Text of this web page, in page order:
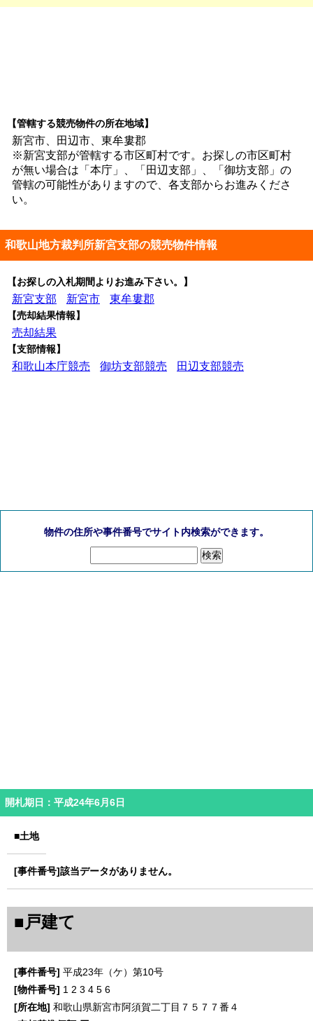
【管轄する競売物件の所在地域】
新宮市、田辺市、東牟婁郡
※新宮支部が管轄する市区町村です。お探しの市区町村
が無い場合は「本庁」、「田辺支部」、「御坊支部」の
管轄の可能性がありますので、各支部からお進みくださ
い。
和歌山地方裁判所新宮支部の競売物件情報
【お探しの入札期間よりお進み下さい。】
新宮支部 新宮市 東牟婁郡
【売却結果情報】
売却結果
【支部情報】
和歌山本庁競売 御坊支部競売 田辺支部競売
物件の住所や事件番号でサイト内検索ができます。
開札期日：平成24年6月6日
■土地
該当データがありません。
■戸建て
平成23年（ケ）第10号
1 2 3 4 5 6
和歌山県新宮市阿須賀二丁目７５７７番４